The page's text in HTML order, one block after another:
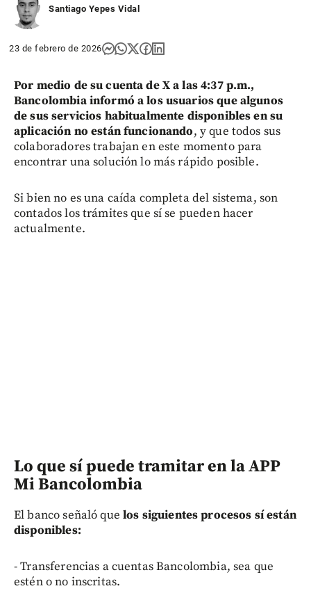
Santiago Yepes Vidal
23 de febrero de 2026
Por medio de su cuenta de X a las 4:37 p.m.,
Bancolombia informó a los usuarios que algunos
de sus servicios habitualmente disponibles en su
aplicación no están funcionando, y que todos sus
colaboradores trabajan en este momento para
encontrar una solución lo más rápido posible.
Si bien no es una caída completa del sistema, son
contados los trámites que sí se pueden hacer
actualmente.
Lo que sí puede tramitar en la APP
Mi Bancolombia
El banco señaló que los siguientes procesos sí están
disponibles:
- Transferencias a cuentas Bancolombia, sea que
estén o no inscritas.